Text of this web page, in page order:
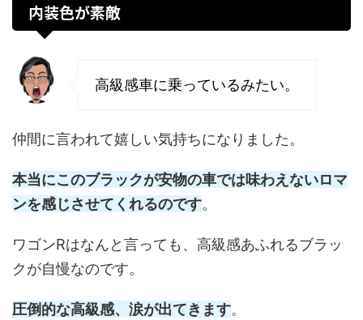
内装色が素敵
高級感車に乗っているみたい。
仲間に言われて嬉しい気持ちになりました。
本当にこのブラックが安物の車では味わえないロマ
ンを感じさせてくれるのです。
ワゴンRはなんと言っても、高級感あふれるブラッ
クが自慢なのです。
圧倒的な高級感、涙が出てきます。